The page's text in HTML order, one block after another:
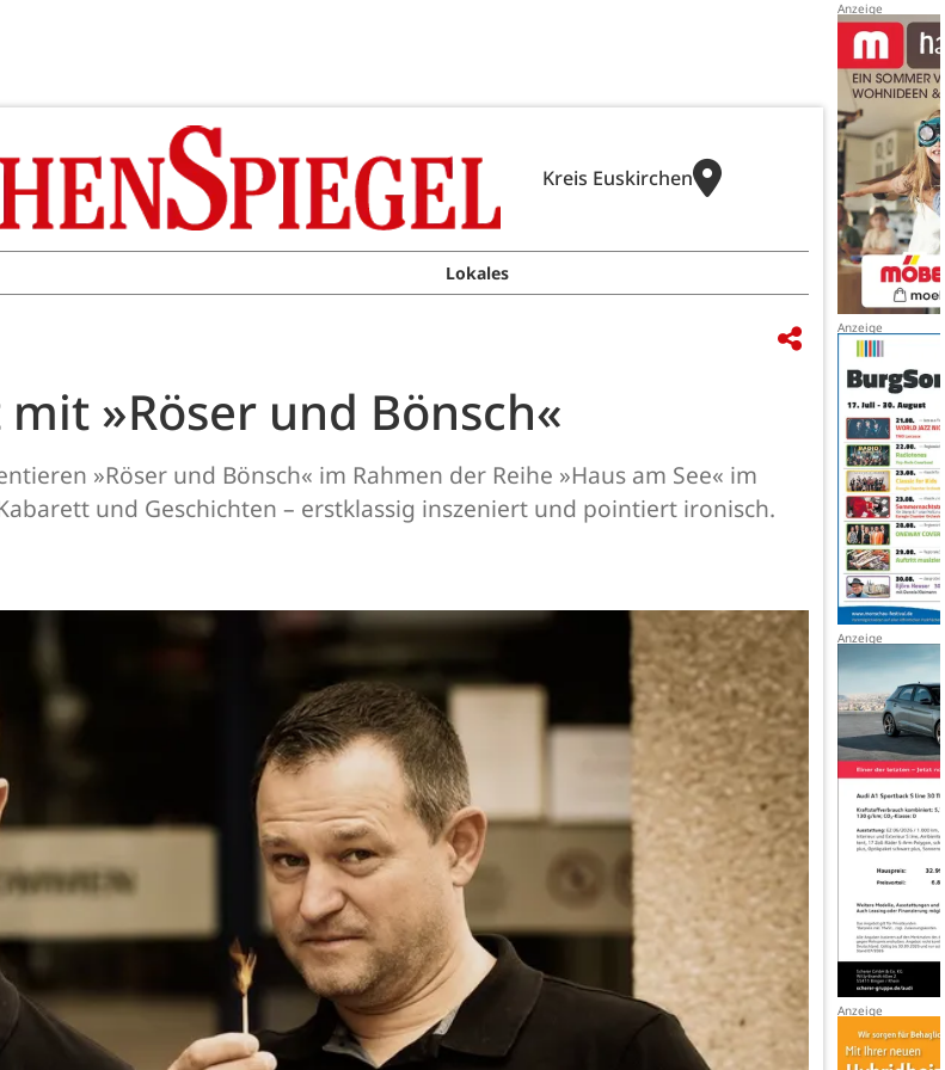
Kreis Euskirchen
Lokales
»Röser und Bönsch«
»Röser und Bönsch« im Rahmen der Reihe »Haus am See« im
und Geschichten – erstklassig inszeniert und pointiert ironisch.